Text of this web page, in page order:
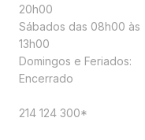
20h00
Sábados das 08h00 às
13h00
Domingos e Feriados:
Encerrado
214 124 300*